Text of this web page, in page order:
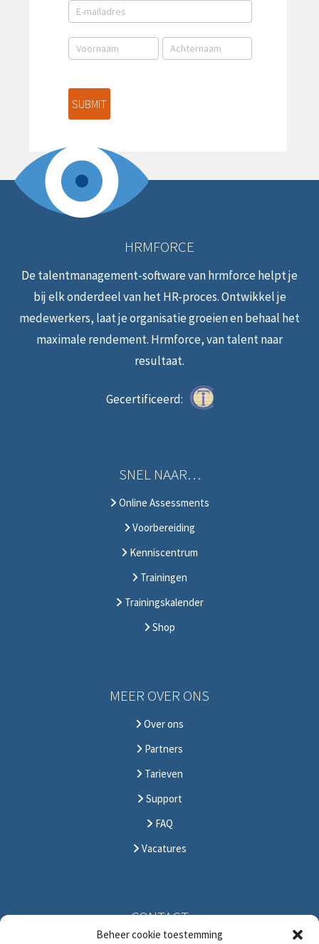
Beheer cookie toestemming
E-
mail
aanmelding
NL
SUBMIT
HRMFORCE
De talentmanagement-software van hrmforce helpt je
bij elk onderdeel van het HR-proces. Ontwikkel je
medewerkers, laat je organisatie groeien en behaal het
maximale rendement. Hrmforce, van talent naar
resultaat.
Gecertificeerd:
SNEL NAAR…
Online Assessments
Voorbereiding
Kenniscentrum
Trainingen
Trainingskalender
Shop
MEER OVER ONS
Over ons
Partners
Tarieven
Support
FAQ
Vacatures
CONTACT